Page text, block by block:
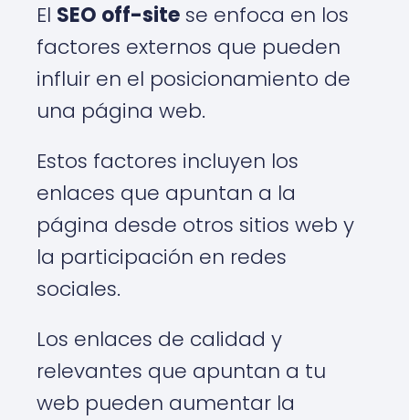
El SEO off-sitese enfoca en los
factores externos que pueden
influir en el posicionamiento de
una página web.
Estos factores incluyen los
enlaces que apuntan a la
página desde otros sitios web y
la participación en redes
sociales.
Los enlaces de calidad y
relevantes que apuntan a tu
web pueden aumentar la